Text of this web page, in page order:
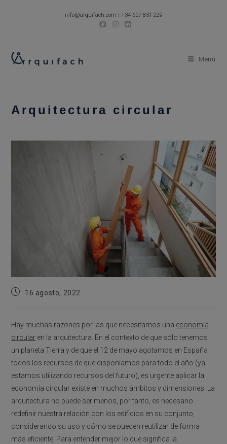
info@arquifach.com | +34 607 831 229
Menú
Arquitectura circular
Publicación
entrada:
16 agosto, 2022
Hay muchas razones por las que necesitamos una economía
circular en la arquitectura. En el contexto de que sólo tenemos
un planeta Tierra y de que el 12 de mayo agotamos en España
todos los recursos de que disponíamos para todo el año (ya
estamos utilizando recursos del futuro), es urgente aplicar la
economía circular existe en muchos ámbitos y dimensiones. La
arquitectura no puede ser menos, por tanto, es necesario
redefinir nuestra relación con los edificios en su conjunto,
considerando su uso y cómo se pueden reutilizar de forma
más eficiente. Para entender mejor lo que significa la